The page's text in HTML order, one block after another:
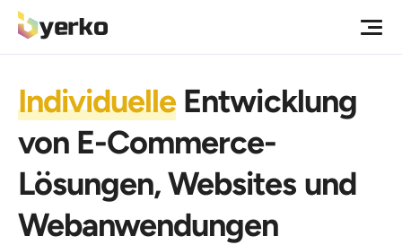
IndividuelleEntwicklung
von E-Commerce-
Lösungen, Websites und
Webanwendungen